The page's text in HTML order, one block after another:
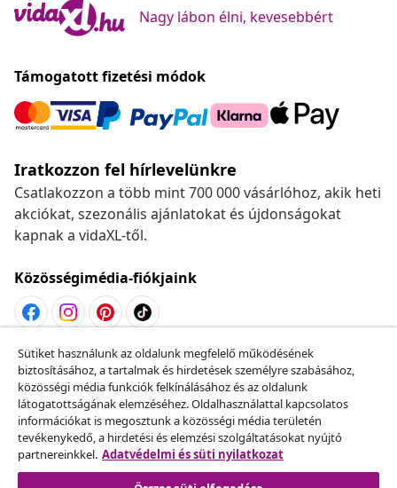
Nagy lábon élni, kevesebbért
Támogatott fizetési módok
Iratkozzon fel hírlevelünkre
Csatlakozzon a több mint 700 000 vásárlóhoz, akik heti
akciókat, szezonális ajánlatokat és újdonságokat
kapnak a vidaXL-től.
Közösségimédia-fiókjaink
Szerződéstől való elállás
Küldj be egy rendelés lemondására vonatkozó
kérelmet.
Szerződéstől való elállás
Sütiket használunk az oldalunk megfelelő működésének
biztosításához, a tartalmak és hirdetések személyre szabásához,
közösségi média funkciók felkínálásához és az oldalunk
látogatottságának elemzéséhez. Oldalhasználattal kapcsolatos
információkat is megosztunk a közösségi média területén
tevékenykedő, a hirdetési és elemzési szolgáltatásokat nyújtó
partnereinkkel. Adatvédelmi és süti nyilatkozat